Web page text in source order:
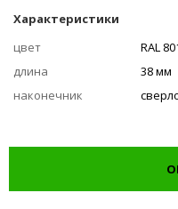
Характеристики
цвет
RAL
длина
38 мм
наконечник